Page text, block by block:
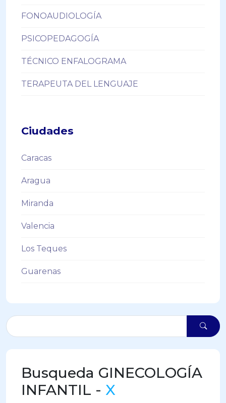
FONOAUDIOLOGÍA
PSICOPEDAGOGÍA
TÉCNICO ENFALOGRAMA
TERAPEUTA DEL LENGUAJE
Ciudades
Caracas
Aragua
Miranda
Valencia
Los Teques
Guarenas
Busqueda GINECOLOGÍA
INFANTIL - X